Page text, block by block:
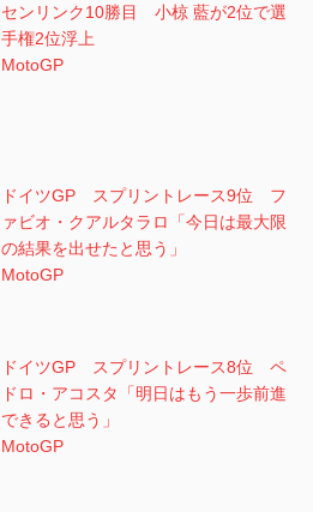
センリンク10勝目 小椋 藍が2位で選
手権2位浮上
MotoGP
ドイツGP スプリントレース9位 フ
ァビオ・クアルタラロ「今日は最大限
の結果を出せたと思う」
MotoGP
ドイツGP スプリントレース8位 ペ
ドロ・アコスタ「明日はもう一歩前進
できると思う」
MotoGP